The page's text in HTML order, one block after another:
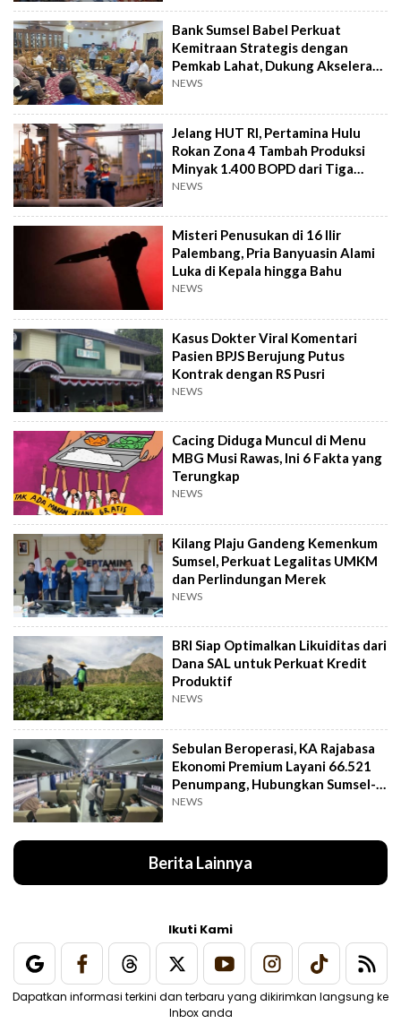
Bank Sumsel Babel Perkuat
Kemitraan Strategis dengan
Pemkab Lahat, Dukung Akselerasi
Ekonomi Daerah
NEWS
Jelang HUT RI, Pertamina Hulu
Rokan Zona 4 Tambah Produksi
Minyak 1.400 BOPD dari Tiga
Sumur Baru
NEWS
Misteri Penusukan di 16 Ilir
Palembang, Pria Banyuasin Alami
Luka di Kepala hingga Bahu
NEWS
Kasus Dokter Viral Komentari
Pasien BPJS Berujung Putus
Kontrak dengan RS Pusri
NEWS
Cacing Diduga Muncul di Menu
MBG Musi Rawas, Ini 6 Fakta yang
Terungkap
NEWS
Kilang Plaju Gandeng Kemenkum
Sumsel, Perkuat Legalitas UMKM
dan Perlindungan Merek
NEWS
BRI Siap Optimalkan Likuiditas dari
Dana SAL untuk Perkuat Kredit
Produktif
NEWS
Sebulan Beroperasi, KA Rajabasa
Ekonomi Premium Layani 66.521
Penumpang, Hubungkan Sumsel-
Lampung
NEWS
Berita Lainnya
Ikuti Kami
Dapatkan informasi terkini dan terbaru yang dikirimkan langsung ke
Inbox anda